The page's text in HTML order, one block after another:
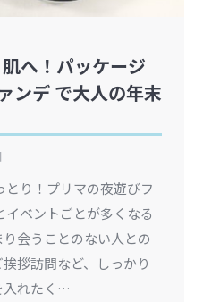
へ！パッケージ
ンデ で大人の年末
り！プリマの夜遊びフ
ベントごとが多くなる
会うことのない人との
拶訪問など、しっかり
入れたく…